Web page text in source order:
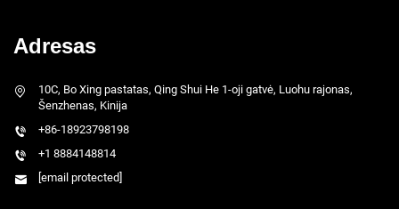
Adresas
10C, Bo Xing pastatas, Qing Shui He 1-oji gatvė, Luohu rajonas,
Šenzhenas, Kinija
+86-18923798198
+1 8884148814
[email protected]